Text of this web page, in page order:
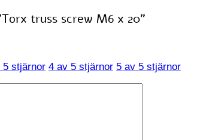
truss screw M6 x 20”
5 stjärnor 4 av 5 stjärnor 5 av 5 stjärnor